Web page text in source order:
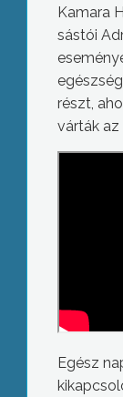
Kamara
sástói
részt,
várták az
Egész